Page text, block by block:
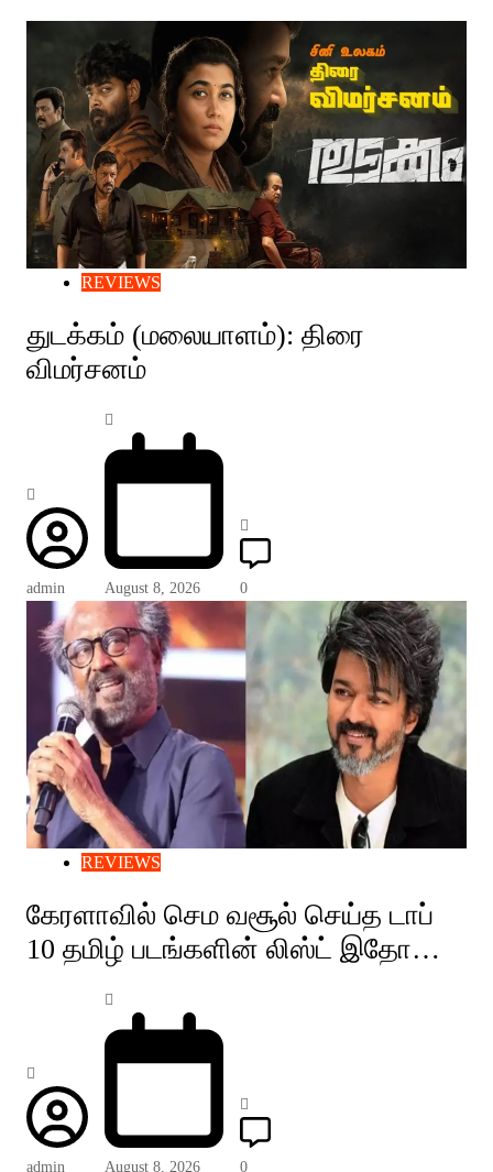
REVIEWS
துடக்கம் (மலையாளம்): திரை
விமர்சனம்
admin August 8, 2026 0
REVIEWS
கேரளாவில் செம வசூல் செய்த டாப்
10 தமிழ் படங்களின் லிஸ்ட் இதோ…
admin August 8, 2026 0